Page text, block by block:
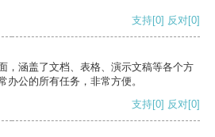
支持[0] 反对[0]
，涵盖了文档、表格、演示文稿等各个方
办公的所有任务，非常方便。
支持[0] 反对[0]